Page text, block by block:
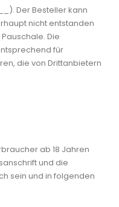
Der Besteller kann
nicht entstanden
Die
für
die von Drittanbietern
ab 18 Jahren
und die
sein und in folgenden